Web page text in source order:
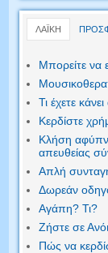
ΛΑΪΚΗ
Μπορείτε να
Τι έχετε
Κερδίστε
Κλήση
απευθείας
Απλή
Δωρεάν
Αγάπη? Τι?
Ζήστε σε
Πώς να